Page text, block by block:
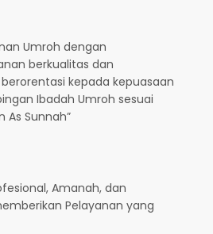
Umroh dengan
berkualitas dan
kepada kepuasaan
Ibadah Umroh sesuai
As Sunnah”
Amanah, dan
Pelayanan yang